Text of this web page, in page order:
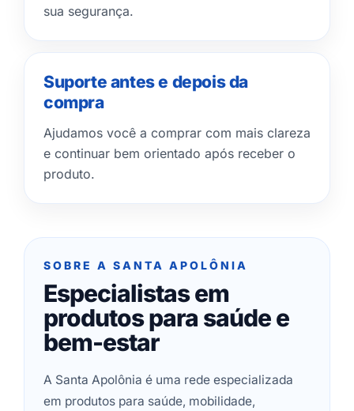
sua segurança.
Suporte antes e depois da
compra
Ajudamos você a comprar com mais clareza
e continuar bem orientado após receber o
produto.
SOBRE A SANTA APOLÔNIA
Especialistas em
produtos para saúde e
bem-estar
A Santa Apolônia é uma rede especializada
em produtos para saúde, mobilidade,